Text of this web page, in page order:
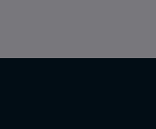
Groups